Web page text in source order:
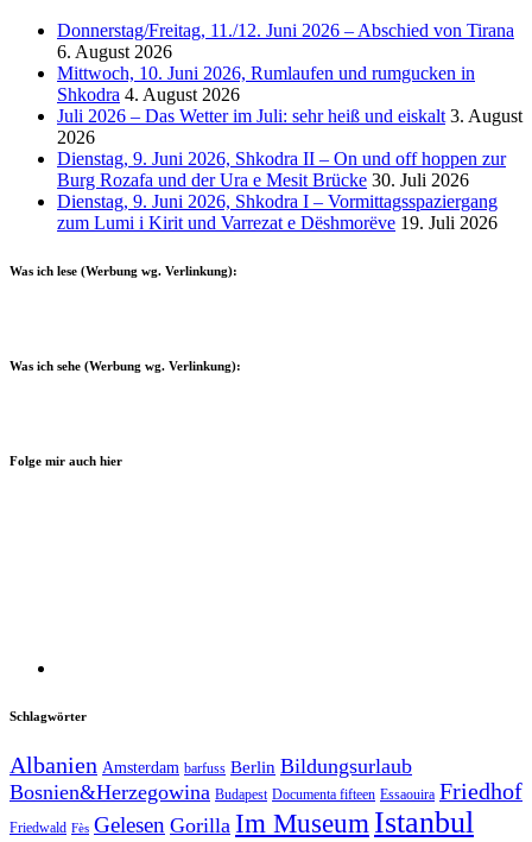
Donnerstag/Freitag, 11./12. Juni 2026 – Abschied von Tirana
6. August 2026
Mittwoch, 10. Juni 2026, Rumlaufen und rumgucken in
Shkodra 4. August 2026
Juli 2026 – Das Wetter im Juli: sehr heiß und eiskalt 3. August
2026
Dienstag, 9. Juni 2026, Shkodra II – On und off hoppen zur
Burg Rozafa und der Ura e Mesit Brücke 30. Juli 2026
Dienstag, 9. Juni 2026, Shkodra I – Vormittagsspaziergang
zum Lumi i Kirit und Varrezat e Dëshmorëve 19. Juli 2026
Was ich lese (Werbung wg. Verlinkung):
Was ich sehe (Werbung wg. Verlinkung):
Folge mir auch hier
Schlagwörter
Albanien Amsterdam barfuss Berlin Bildungsurlaub
Bosnien&Herzegowina Budapest Documenta fifteen Essaouira Friedhof
Friedwald Fès Gelesen Gorilla Im MuseumIstanbul